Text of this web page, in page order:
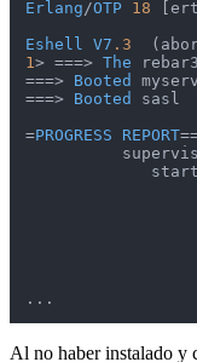
Erlang/OTP 18
Eshell V7 .3
1> ===> The
===> Booted
===> Booted
sasl
=PROGRESS REPORT
...
Al no haber instalado y